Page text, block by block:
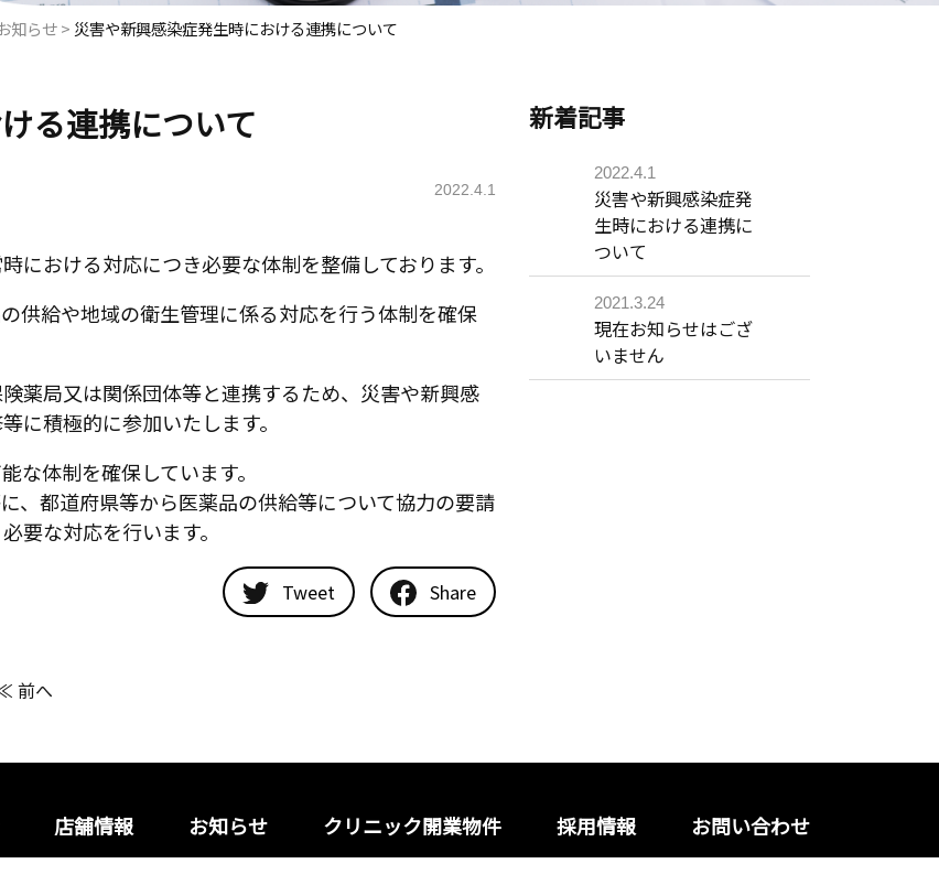
知らせ> 災害や新興感染症発生時における連携について
る連携について
2022.4.1
における対応につき必要な体制を整備しております。
供給や地域の衛生管理に係る対応を行う体制を確保
薬局又は関係団体等と連携するため、災害や新興感
に積極的に参加いたします。
体制を確保しています。
、都道府県等から医薬品の供給等について協力の要請
要な対応を行います。
Tweet Share
前へ
新着記事
2022.4.1
災害や新興感染症発
生時における連携に
ついて
2021.3.24
現在お知らせはござ
いません
店舗情報 お知らせ クリニック開業物件 採用情報 お問い合わせ